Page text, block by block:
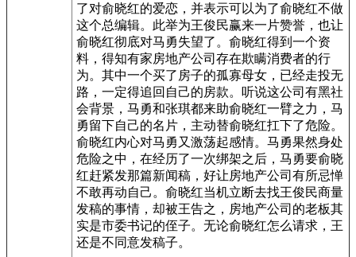
了对俞晓红的爱恋，并表示可以为了俞晓红不做
这个总编辑。此举为王俊民赢来一片赞誉，也让
俞晓红彻底对马勇失望了。俞晓红得到一个资
料，得知有家房地产公司存在欺瞒消费者的行
为。其中一个买了房子的孤寡母女，已经走投无
路，一定得追回自己的房款。听说这公司有黑社
会背景，马勇和张琪都来助俞晓红一臂之力，马
勇留下自己的名片，主动替俞晓红扛下了危险。
俞晓红内心对马勇又激荡起感情。马勇果然身处
危险之中，在经历了一次绑架之后，马勇要俞晓
红赶紧发那篇新闻稿，好让房地产公司有所忌惮
不敢再动自己。俞晓红当机立断去找王俊民商量
发稿的事情，却被王告之，房地产公司的老板其
实是市委书记的侄子。无论俞晓红怎么请求，王
还是不同意发稿子。